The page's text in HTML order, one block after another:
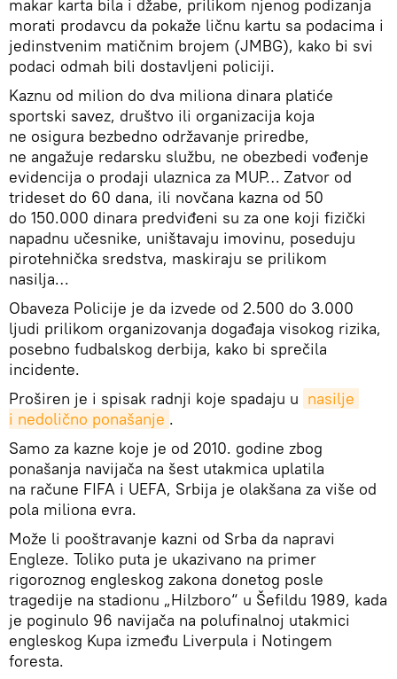
makar karta bila i džabe, prilikom njenog podizanja
morati prodavcu da pokaže ličnu kartu sa podacima i
jedinstvenim matičnim brojem (JMBG), kako bi svi
podaci odmah bili dostavljeni policiji.
Kaznu od milion do dva miliona dinara platiće
sportski savez, društvo ili organizacija koja
ne osigura bezbedno održavanje priredbe,
ne angažuje redarsku službu, ne obezbedi vođenje
evidencija o prodaji ulaznica za MUP… Zatvor od
trideset do 60 dana, ili novčana kazna od 50
do 150.000 dinara predviđeni su za one koji fizički
napadnu učesnike, uništavaju imovinu, poseduju
pirotehnička sredstva, maskiraju se prilikom
nasilja…
Obaveza Policije je da izvede od 2.500 do 3.000
ljudi prilikom organizovanja događaja visokog rizika,
posebno fudbalskog derbija, kako bi sprečila
incidente.
Proširen je i spisak radnji koje spadaju u nasilje
i nedolično ponašanje .
Samo za kazne koje je od 2010. godine zbog
ponašanja navijača na šest utakmica uplatila
na račune FIFA i UEFA, Srbija je olakšana za više od
pola miliona evra.
Može li pooštravanje kazni od Srba da napravi
Engleze. Toliko puta je ukazivano na primer
rigoroznog engleskog zakona donetog posle
tragedije na stadionu „Hilzboro“ u Šefildu 1989, kada
je poginulo 96 navijača na polufinalnoj utakmici
engleskog Kupa između Liverpula i Notingem
foresta.